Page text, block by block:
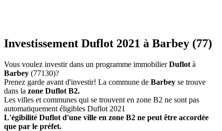
Investissement Duflot 2021 à Barbey (77)
Vous voulez investir dans un programme immobilierDuflot à
Barbey (77130)?
Prenez garde avant d'investir! La commune de Barbey se trouve
dans la zone Duflot B2.
Les villes et communes qui se trouvent en zone B2 ne sont pas
automatiquement éligibles Duflot 2021
L'égibilité Duflot d'une ville en zone B2 ne peut être accordée
que par le préfet.